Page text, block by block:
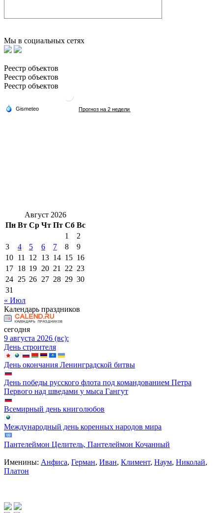
Мы в социальных сетях
Реестр объектов
Реестр объектов
Реестр объектов
Август 2026
Пн Вт Ср Чт Пт Сб Вс
1
2
3
4 5 6 7 8
9
10 11 12 13 14 15 16
17 18 19 20 21 22 23
24 25 26 27 28 29 30
31
« Июл
Календарь праздников
сегодня
9 августа 2026 (вс):
День строителя
День окончания Ленинградской битвы
День победы русского флота под командованием Петра
Первого над шведами у мыса Гангут
Всемирный день книголюбов
Международный день коренных народов мира
Пантелеймон Целитель, Пантелеймон Кочанный
Именины: Анфиса, Герман, Иван, Климент, Наум, Николай,
Платон